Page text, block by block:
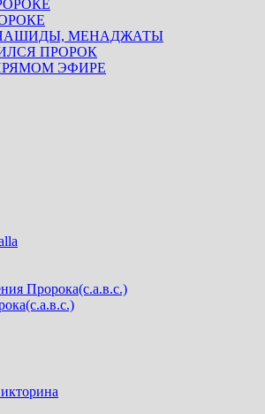
МЕНАДЖАТЫ
ПРОРОК
ЭФИРЕ